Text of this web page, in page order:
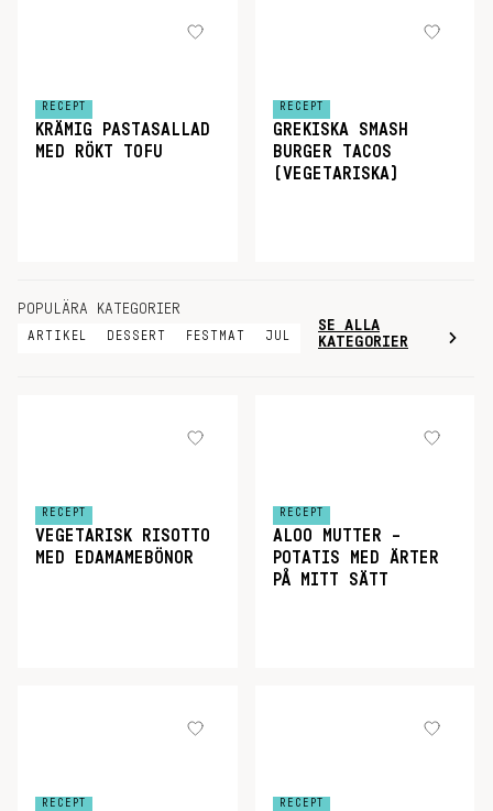
RECEPT
KRÄMIG PASTASALLAD
MED RÖKT TOFU
RECEPT
GREKISKA SMASH
BURGER TACOS
(VEGETARISKA)
POPULÄRA KATEGORIER
ARTIKEL DESSERT FESTMAT JUL
SE ALLA
KATEGORIER
RECEPT
VEGETARISK RISOTTO
MED EDAMAMEBÖNOR
RECEPT
ALOO MUTTER –
POTATIS MED ÄRTER
PÅ MITT SÄTT
RECEPT RECEPT